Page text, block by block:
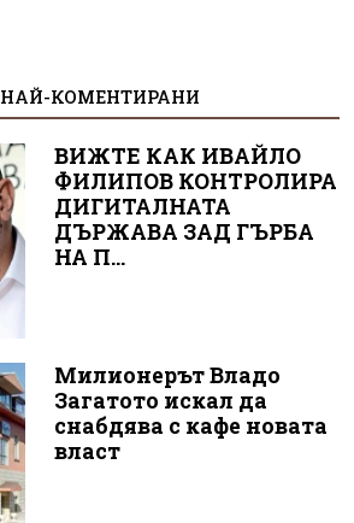
НАЙ-КОМЕНТИРАНИ
ВИЖТЕ КАК ИВАЙЛО
ФИЛИПОВ КОНТРОЛИРА
ДИГИТАЛНАТА
ДЪРЖАВА ЗАД ГЪРБА
НА П...
Милионерът Владо
Загатото искал да
снабдява с кафе новата
власт